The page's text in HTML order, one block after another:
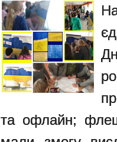
та офлайн;